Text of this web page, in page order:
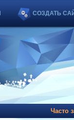
СОЗДАТЬ
Часто